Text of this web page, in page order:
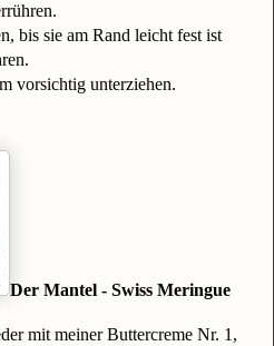
bis sie am Rand leicht fest ist
vorsichtig unterziehen.
Der Mantel - Swiss Meringue
mit meiner Buttercreme Nr. 1,